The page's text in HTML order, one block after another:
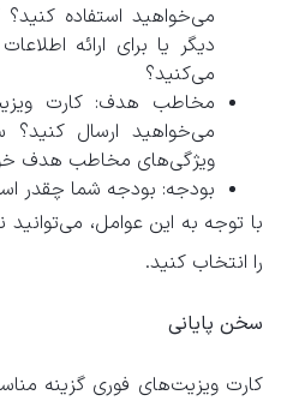
می‌خواهید استفاده کنید؟
دیگر یا برای ارائه
می‌کنید؟
مخاطب هدف: کارت
می‌خواهید ارسال
ویژگی‌های مخاطب هدف
بودجه: بودجه شما چقدر
با توجه به این عوامل،
را انتخاب کنید.
سخن پایانی
کارت ویزیت‌های فوری گزینه